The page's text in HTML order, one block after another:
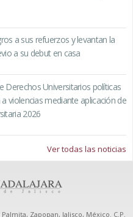
a sus refuerzos y levantan la
a su debut en casa
Derechos Universitarios políticas
violencias mediante aplicación de
2026
Ver todas las noticias
Zapopan, Jalisco, México. C.P.